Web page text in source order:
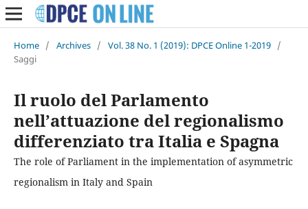
Home / Archives / Vol. 38 No. 1 (2019): DPCE Online 1-2019 /
Saggi
Il ruolo del Parlamento
nell’attuazione del regionalismo
differenziato tra Italia e Spagna
The role of Parliament in the implementation of asymmetric
regionalism in Italy and Spain